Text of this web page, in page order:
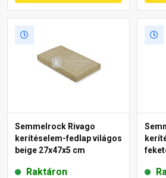
Semmelrock Rivago
kerítéselem-fedlap világos
beige 27x47x5 cm
Raktáron